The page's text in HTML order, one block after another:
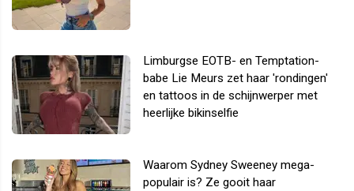
Limburgse EOTB- en Temptation-
babe Lie Meurs zet haar 'rondingen'
en tattoos in de schijnwerper met
heerlijke bikinselfie
Waarom Sydney Sweeney mega-
populair is? Ze gooit haar